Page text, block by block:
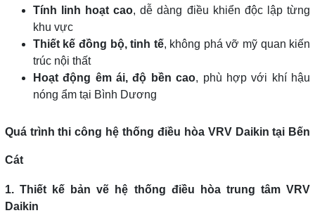
Tính linh hoạt cao, dễ dàng điều khiển độc lập từng
khu vực
Thiết kế đồng bộ, tinh tế, không phá vỡ mỹ quan kiến
trúc nội thất
Hoạt động êm ái, độ bền cao, phù hợp với khí hậu
nóng ẩm tại Bình Dương
Quá trình thi công hệ thống điều hòa VRV Daikin tại Bến
Cát
1. Thiết kế bản vẽ hệ thống điều hòa trung tâm VRV
Daikin